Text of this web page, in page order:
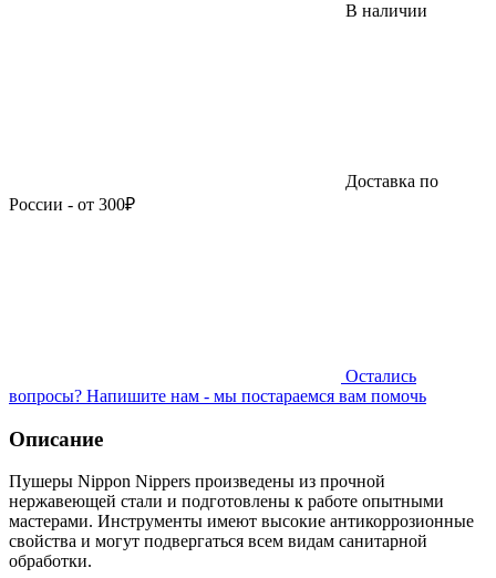
В наличии
Доставка по
России - от 300₽
Остались
вопросы? Напишите нам - мы постараемся вам помочь
Описание
Пушеры Nippon Nippers произведены из прочной
нержавеющей стали и подготовлены к работе опытными
мастерами. Инструменты имеют высокие антикоррозионные
свойства и могут подвергаться всем видам санитарной
обработки.